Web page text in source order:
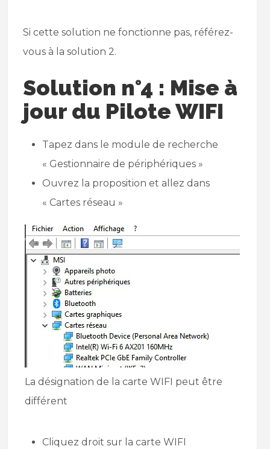
Si cette solution ne fonctionne pas, référez-
vous à la solution 2.
Solution n°4 : Mise à
jour du Pilote WIFI
Tapez dans le module de recherche
« Gestionnaire de périphériques »
Ouvrez la proposition et allez dans
« Cartes réseau »
La désignation de la carte WIFI peut être
différent
Cliquez droit sur la carte WIFI